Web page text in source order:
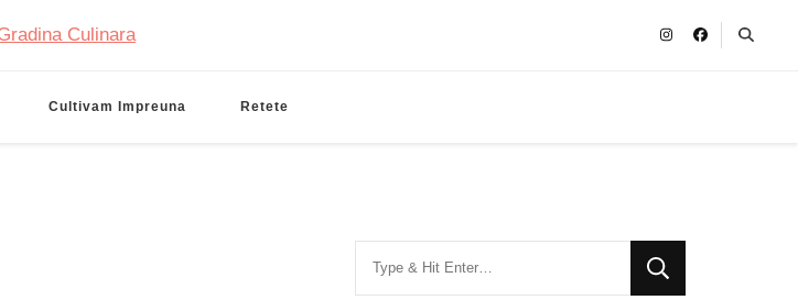
Cultivam Impreuna Retete